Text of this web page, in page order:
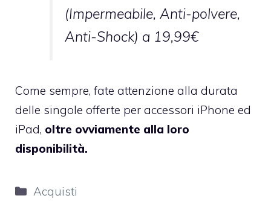
(Impermeabile, Anti-polvere,
Anti-Shock) a 19,99€
Come sempre, fate attenzione alla durata
delle singole offerte per accessori iPhone ed
iPad, oltre ovviamente alla loro
disponibilità.
Categorie
Acquisti